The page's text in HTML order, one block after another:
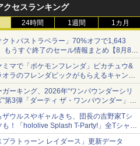
クセスランキング
24時間 1週間 1カ月
クトパストラベラー」70%オフで1,643
もうすぐ終了のセール情報まとめ【8月8日
】
テンドーeショップでは「大神 絶景版」が
オフで990円
ミマで「ポケモンフレンダ」ピカチュウ&
オラのフレンダピックがもらえるキャンペ
開催！
ガーキング、2026年“ワンパウンダーシリ
”第3弾「ダーティ ザ・ワンパウンダー」を
日発売
製ガーリックマヨソース」を使用した超大
ーズバーガー
ザウルスやギャルきち、団長の吉野家Tシ
も！「hololive Splash T-Party!」全Tシャツ
ンナップ公開＆オンライン販売開始
プラトゥーン レイダース」更新データ